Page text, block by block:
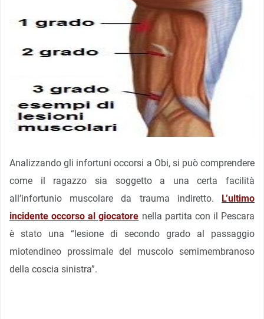
Analizzando gli infortuni occorsi a Obi, si può comprendere
come il ragazzo sia soggetto a una certa facilità
all’infortunio muscolare da trauma indiretto. L’ultimo
incidente occorso al giocatore nella partita con il Pescara
è stato una “lesione di secondo grado al passaggio
miotendineo prossimale del muscolo semimembranoso
della coscia sinistra”.